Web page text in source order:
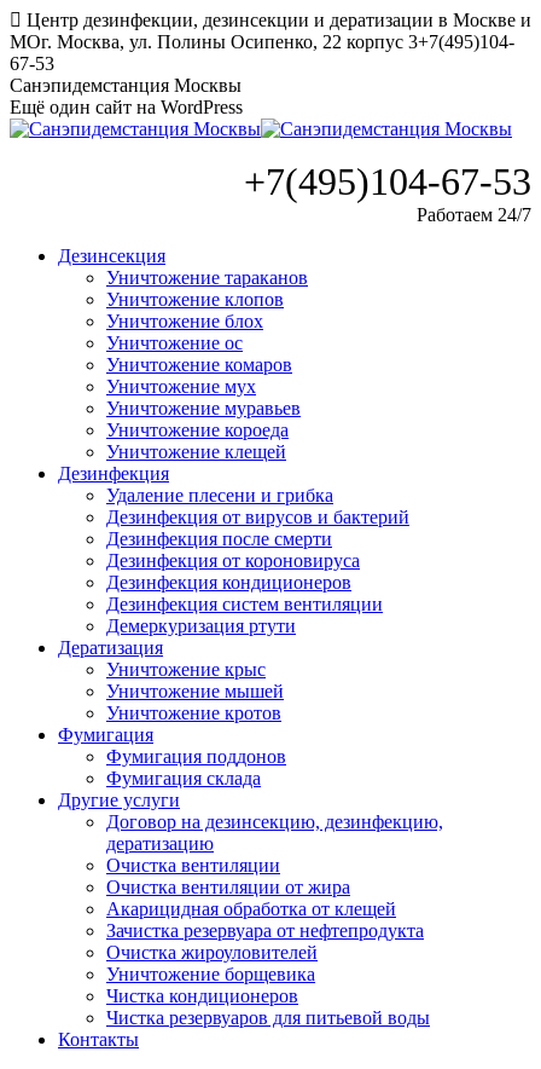
Перейти
к
содержанию
Центр дезинфекции, дезинсекции и дератизации в Москве и
МОг. Москва, ул. Полины Осипенко, 22 корпус 3+7(495)104-
67-53
Санэпидемстанция Москвы
Ещё один сайт на WordPress
+7(495)104-67-53
Работаем 24/7
Дезинсекция
Уничтожение тараканов
Уничтожение клопов
Уничтожение блох
Уничтожение ос
Уничтожение комаров
Уничтожение мух
Уничтожение муравьев
Уничтожение короеда
Уничтожение клещей
Дезинфекция
Удаление плесени и грибка
Дезинфекция от вирусов и бактерий
Дезинфекция после смерти
Дезинфекция от короновируса
Дезинфекция кондиционеров
Дезинфекция систем вентиляции
Демеркуризация ртути
Дератизация
Уничтожение крыс
Уничтожение мышей
Уничтожение кротов
Фумигация
Фумигация поддонов
Фумигация склада
Другие услуги
Договор на дезинсекцию, дезинфекцию,
дератизацию
Очистка вентиляции
Очистка вентиляции от жира
Акарицидная обработка от клещей
Зачистка резервуара от нефтепродукта
Очистка жироуловителей
Уничтожение борщевика
Чистка кондиционеров
Чистка резервуаров для питьевой воды
Контакты